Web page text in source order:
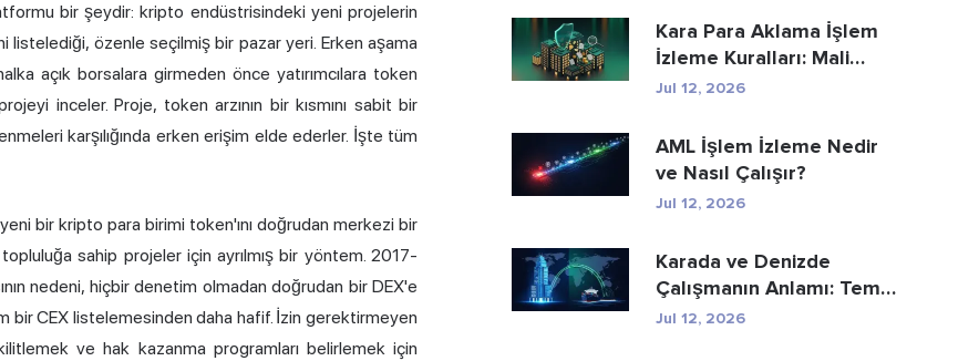
bir şeydir: kripto endüstrisindeki yeni projelerin
listelediği, özenle seçilmiş bir pazar yeri. Erken aşama
açık borsalara girmeden önce yatırımcılara token
inceler. Proje, token arzının bir kısmını sabit bir
karşılığında erken erişim elde ederler. İşte tüm
bir kripto para birimi token'ını doğrudan merkezi bir
sahip projeler için ayrılmış bir yöntem. 2017-
nedeni, hiçbir denetim olmadan doğrudan bir DEX'e
bir CEX listelemesinden daha hafif. İzin gerektirmeyen
ve hak kazanma programları belirlemek için
Kara Para Aklama İşlem
İzleme Kuralları: Mali
Suçları Nasıl...
Jul 12, 2026
AML İşlem İzleme Nedir
ve Nasıl Çalışır?
Jul 12, 2026
Karada ve Denizde
Çalışmanın Anlamı: Temel
Farklar Açıkland...
Jul 12, 2026